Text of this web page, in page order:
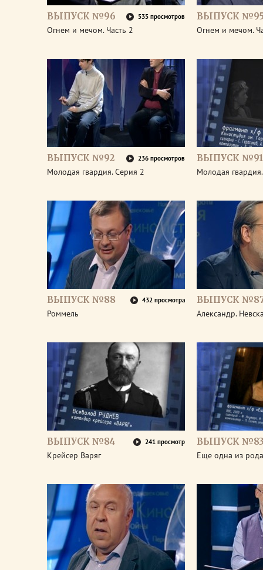
ВЫПУСК №96 535 просмотров
Огнем и мечом. Часть 2
ВЫПУСК
Огнем и мечом.
ВЫПУСК №92 236 просмотров
Молодая гвардия. Серия 2
ВЫПУСК №91
Молодая
ВЫПУСК №88 432 просмотра
Роммель
ВЫПУСК
Александр.
ВЫПУСК №84 241 просмотр
Крейсер Варяг
ВЫПУСК
Еще одна из